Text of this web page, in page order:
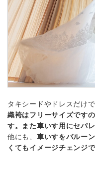
タキシードやドレスだけ
織袴はフリーサイズです
す。また車いす用にセパ
他にも、 車いすをバルー
くてもイメージチェンジ